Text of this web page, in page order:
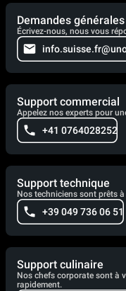
Demandes générales
Écrivez-nous, nous vous
Support commercial
Appelez nos experts pour
+41 0764028252
Support technique
Nos techniciens sont prêts
+39 049 736 06 51
Support culinaire
Nos chefs corporate sont à
rapidement.